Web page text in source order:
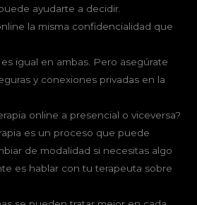
ayudarte a decidir.
la misma confidencialidad que
igual en ambas. Pero asegúrate
y conexiones privadas en la
online a presencial o viceversa?
es un proceso que puede
de modalidad si necesitas algo
es hablar con tu terapeuta sobre